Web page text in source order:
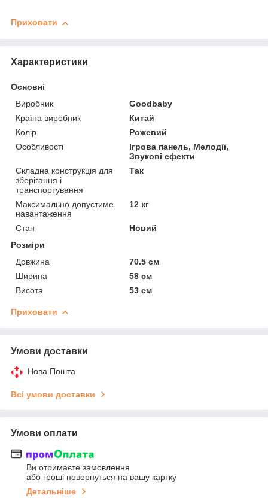
Приховати
Характеристики
Основні
Виробник
Goodbaby
Країна виробник
Китай
Колір
Рожевий
Особливості
Ігрова панель, Мелодії,
Звукові ефекти
Складна конструкція для
зберігання і
транспортування
Так
Максимально допустиме
навантаження
12 кг
Стан
Новий
Розміри
Довжина
70.5 см
Ширина
58 см
Висота
53 см
Приховати
Умови доставки
Нова Пошта
Всі умови доставки
Умови оплати
Ви отримаєте замовлення
або гроші повернуться на вашу картку
Детальніше